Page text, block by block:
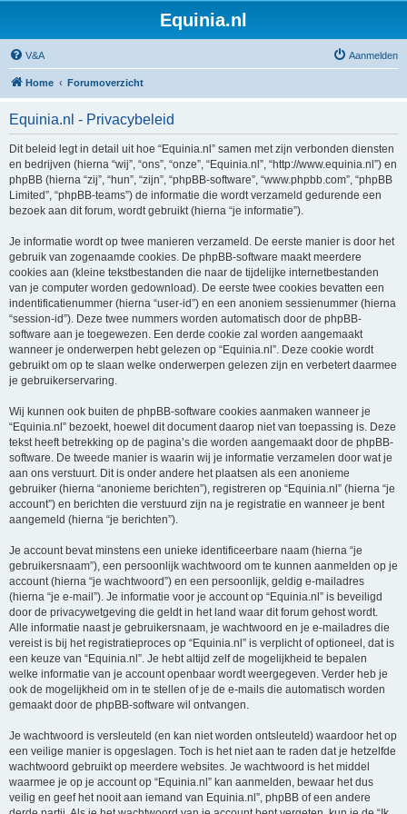
Equinia.nl
V&A Aanmelden
Home Forumoverzicht
Equinia.nl - Privacybeleid
Dit beleid legt in detail uit hoe “Equinia.nl” samen met zijn verbonden diensten
en bedrijven (hierna “wij”, “ons”, “onze”, “Equinia.nl”, “http://www.equinia.nl”) en
phpBB (hierna “zij”, “hun”, “zijn”, “phpBB-software”, “www.phpbb.com”, “phpBB
Limited”, “phpBB-teams”) de informatie die wordt verzameld gedurende een
bezoek aan dit forum, wordt gebruikt (hierna “je informatie”).
Je informatie wordt op twee manieren verzameld. De eerste manier is door het
gebruik van zogenaamde cookies. De phpBB-software maakt meerdere
cookies aan (kleine tekstbestanden die naar de tijdelijke internetbestanden
van je computer worden gedownload). De eerste twee cookies bevatten een
indentificatienummer (hierna “user-id”) en een anoniem sessienummer (hierna
“session-id”). Deze twee nummers worden automatisch door de phpBB-
software aan je toegewezen. Een derde cookie zal worden aangemaakt
wanneer je onderwerpen hebt gelezen op “Equinia.nl”. Deze cookie wordt
gebruikt om op te slaan welke onderwerpen gelezen zijn en verbetert daarmee
je gebruikerservaring.
Wij kunnen ook buiten de phpBB-software cookies aanmaken wanneer je
“Equinia.nl” bezoekt, hoewel dit document daarop niet van toepassing is. Deze
tekst heeft betrekking op de pagina’s die worden aangemaakt door de phpBB-
software. De tweede manier is waarin wij je informatie verzamelen door wat je
aan ons verstuurt. Dit is onder andere het plaatsen als een anonieme
gebruiker (hierna “anonieme berichten”), registreren op “Equinia.nl” (hierna “je
account”) en berichten die verstuurd zijn na je registratie en wanneer je bent
aangemeld (hierna “je berichten”).
Je account bevat minstens een unieke identificeerbare naam (hierna “je
gebruikersnaam”), een persoonlijk wachtwoord om te kunnen aanmelden op je
account (hierna “je wachtwoord”) en een persoonlijk, geldig e-mailadres
(hierna “je e-mail”). Je informatie voor je account op “Equinia.nl” is beveiligd
door de privacywetgeving die geldt in het land waar dit forum gehost wordt.
Alle informatie naast je gebruikersnaam, je wachtwoord en je e-mailadres die
vereist is bij het registratieproces op “Equinia.nl” is verplicht of optioneel, dat is
een keuze van “Equinia.nl”. Je hebt altijd zelf de mogelijkheid te bepalen
welke informatie van je account openbaar wordt weergegeven. Verder heb je
ook de mogelijkheid om in te stellen of je de e-mails die automatisch worden
gemaakt door de phpBB-software wil ontvangen.
Je wachtwoord is versleuteld (en kan niet worden ontsleuteld) waardoor het op
een veilige manier is opgeslagen. Toch is het niet aan te raden dat je hetzelfde
wachtwoord gebruikt op meerdere websites. Je wachtwoord is het middel
waarmee je op je account op “Equinia.nl” kan aanmelden, bewaar het dus
veilig en geef het nooit aan iemand van Equinia.nl”, phpBB of een andere